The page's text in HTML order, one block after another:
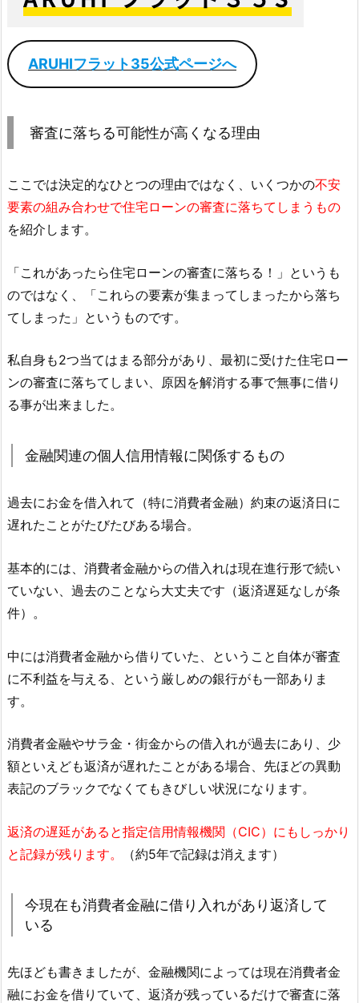
ARUHIフラット35公式ページへ
審査に落ちる可能性が高くなる理由
ここでは決定的なひとつの理由ではなく、いくつかの不安
要素の組み合わせで住宅ローンの審査に落ちてしまうもの
を紹介します。
「これがあったら住宅ローンの審査に落ちる！」というも
のではなく、「これらの要素が集まってしまったから落ち
てしまった」というものです。
私自身も2つ当てはまる部分があり、最初に受けた住宅ロー
ンの審査に落ちてしまい、原因を解消する事で無事に借り
る事が出来ました。
金融関連の個人信用情報に関係するもの
過去にお金を借入れて（特に消費者金融）約束の返済日に
遅れたことがたびたびある場合。
基本的には、消費者金融からの借入れは現在進行形で続い
ていない、過去のことなら大丈夫です（返済遅延なしが条
件）。
中には消費者金融から借りていた、ということ自体が審査
に不利益を与える、という厳しめの銀行がも一部ありま
す。
消費者金融やサラ金・街金からの借入れが過去にあり、少
額といえども返済が遅れたことがある場合、先ほどの異動
表記のブラックでなくてもきびしい状況になります。
返済の遅延があると指定信用情報機関（CIC）にもしっかり
と記録が残ります。
（約5年で記録は消えます）
今現在も消費者金融に借り入れがあり返済して
いる
先ほども書きましたが、金融機関によっては現在消費者金
融にお金を借りていて、返済が残っているだけで審査に落